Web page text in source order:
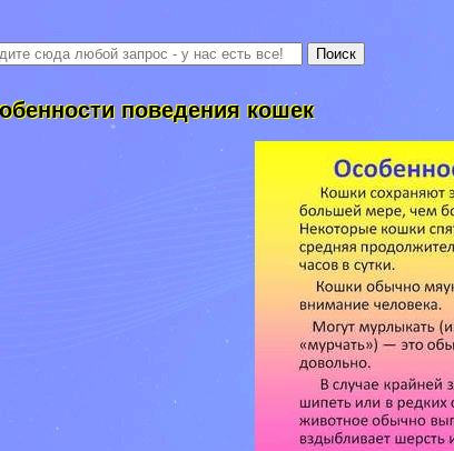
поведения кошек